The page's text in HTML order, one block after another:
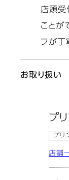
店頭受
ことが
フが丁
お取り扱い
プ
プリ
店舗